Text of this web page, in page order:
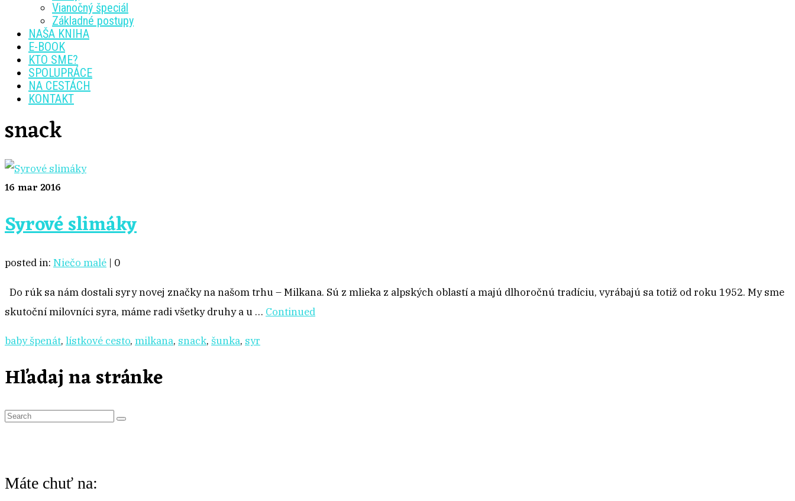
Vianočný špeciál
Základné postupy
NAŠA KNIHA
E-BOOK
KTO SME?
SPOLUPRÁCE
NA CESTÁCH
KONTAKT
snack
16 mar 2016
Syrové slimáky
posted in: Niečo malé | 0
Do rúk sa nám dostali syry novej značky na našom trhu – Milkana. Sú z mlieka z alpských oblastí a majú dlhoročnú tradíciu, vyrábajú sa totiž od roku 1952. My sme
skutoční milovníci syra, máme radi všetky druhy a u … Continued
baby špenát, lístkové cesto, milkana, snack, šunka, syr
Hľadaj na stránke
S
c
Máte chuť na: